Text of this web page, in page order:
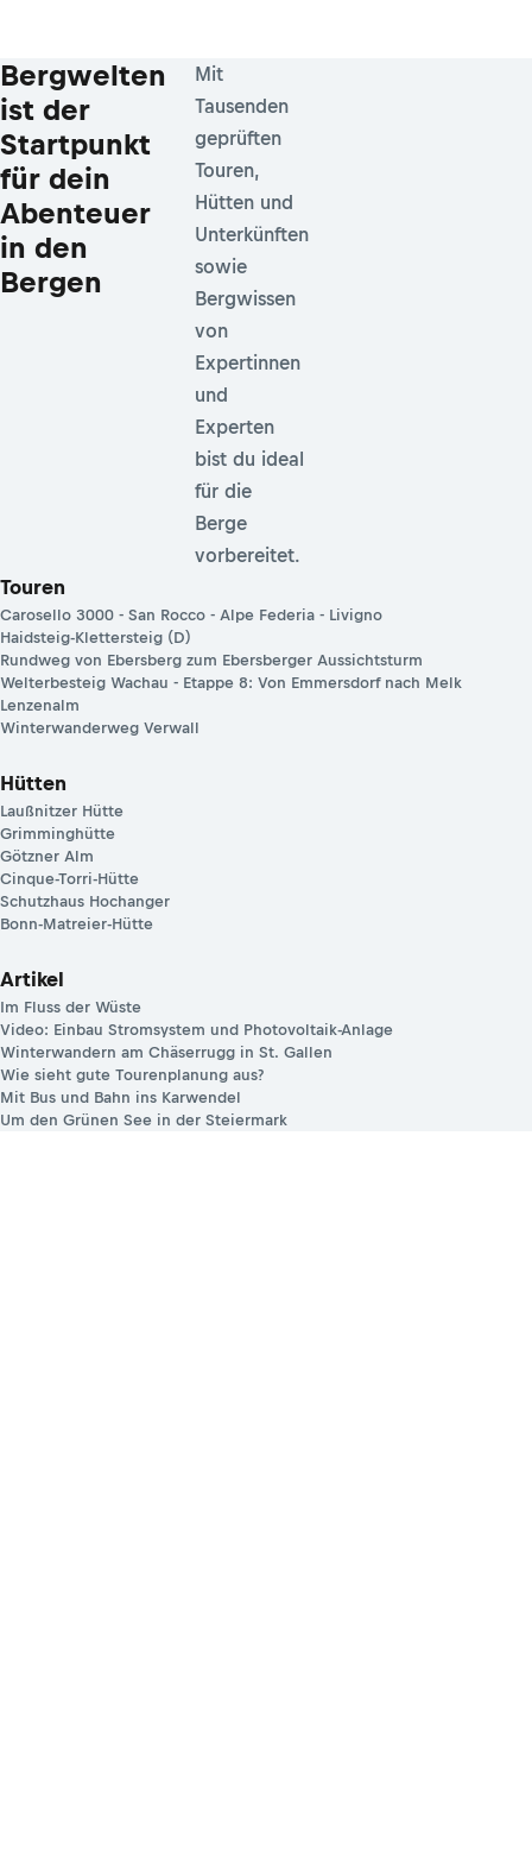
Bergwelten
ist der
Startpunkt
für dein
Abenteuer
in den
Bergen
Mit
Tausenden
geprüften
Touren,
Hütten und
Unterkünften
sowie
Bergwissen
von
Expertinnen
und
Experten
bist du ideal
für die
Berge
vorbereitet.
Touren
Carosello 3000 - San Rocco - Alpe Federia - Livigno
Haidsteig-Klettersteig (D)
Rundweg von Ebersberg zum Ebersberger Aussichtsturm
Welterbesteig Wachau - Etappe 8: Von Emmersdorf nach Melk
Lenzenalm
Winterwanderweg Verwall
Hütten
Laußnitzer Hütte
Grimminghütte
Götzner Alm
Cinque-Torri-Hütte
Schutzhaus Hochanger
Bonn-Matreier-Hütte
Artikel
Im Fluss der Wüste
Video: Einbau Stromsystem und Photovoltaik-Anlage
Winterwandern am Chäserrugg in St. Gallen
Wie sieht gute Tourenplanung aus?
Mit Bus und Bahn ins Karwendel
Um den Grünen See in der Steiermark